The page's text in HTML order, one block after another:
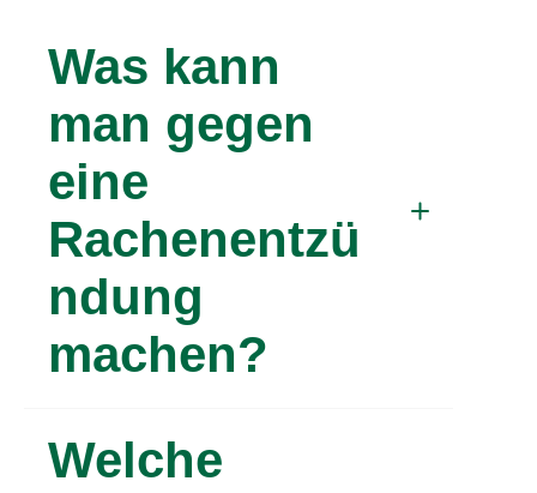
Was kann
man gegen
eine
Rachenentzü
ndung
machen?
häufigsten im Zusammenhang mit einer
Welche